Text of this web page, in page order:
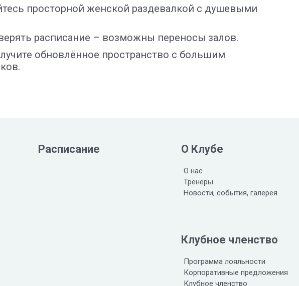
просторной женской раздевалкой с душевыми
расписание – возможны переносы залов.
обновлённое пространство с большим
Расписание О Клубе
О нас
Тренеры
Новости, события, галерея
Клубное членство
Программа лояльности
Корпоративные предложения
Клубное членство